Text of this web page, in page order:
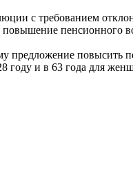
с требованием
пенсионного
предложение
году и в 63 года для